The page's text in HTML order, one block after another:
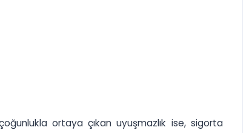
ortaya çıkan uyuşmazlık ise, sigorta